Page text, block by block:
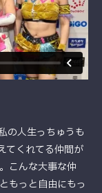
の人生っちゅうも
てくれてる仲間が
こんな大事な仲
もっと自由にもっ